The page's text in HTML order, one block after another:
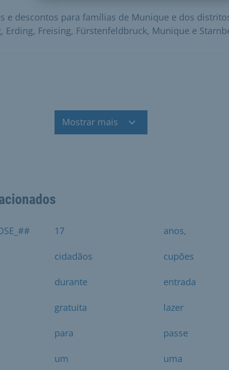
e descontos para famílias de Munique e dos
Erding, Freising, Fürstenfeldbruck, Munique e
Mostrar mais
17 anos,
cidadãos cupões
durante entrada
gratuita lazer
para passe
um uma